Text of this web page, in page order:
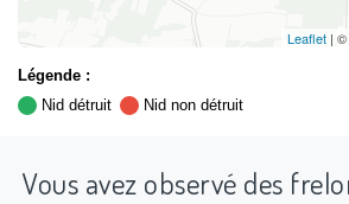
Leaflet | ©
Légende :
Nid détruit
Nid non détruit
Vous avez observé des